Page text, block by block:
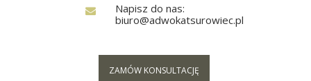
Napisz do nas:
biuro@adwokatsurowiec.pl
ZAMÓW KONSULTACJĘ